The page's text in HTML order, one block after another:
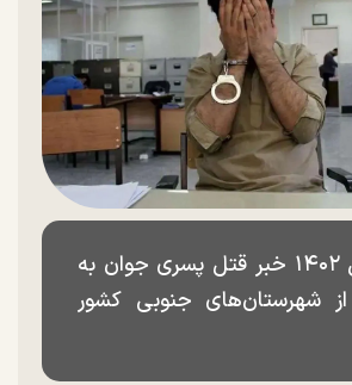
زمستان سال ۱۴۰۲ خبر قتل پسری جوان به
شهرستان‌های جنوبی کشور